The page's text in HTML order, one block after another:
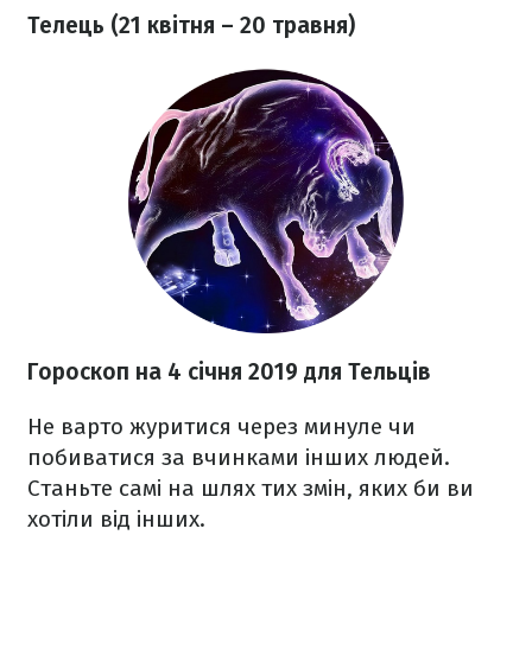
Телець (21 квітня – 20 травня)
Гороскоп на 4 січня 2019 для Тельців
Не варто журитися через минуле чи
побиватися за вчинками інших людей.
Станьте самі на шлях тих змін, яких би ви
хотіли від інших.